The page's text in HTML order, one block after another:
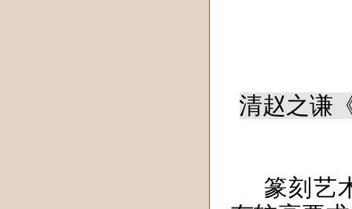
清赵之谦
篆刻艺